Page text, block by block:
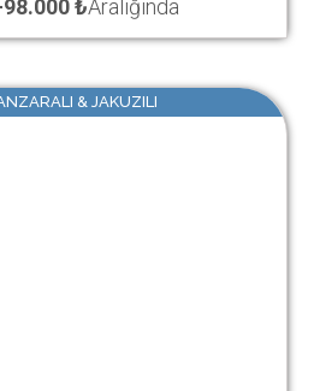
98.000 ₺Aralığında
& JAKUZILI